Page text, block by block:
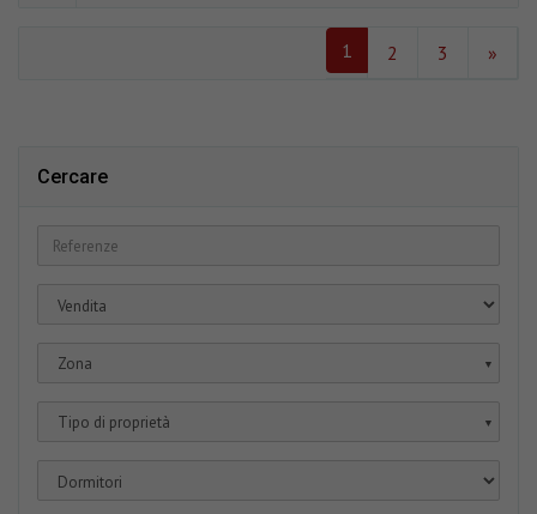
1 2 3 »
Cercare
Zona ▼
Tipo di proprietà ▼